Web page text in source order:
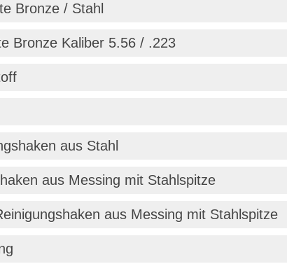
Bronze / Stahl
Bronze Kaliber 5.56 / .223
aus Stahl
aus Messing mit Stahlspitze
aus Messing mit Stahlspitze